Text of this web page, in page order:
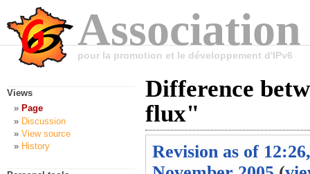
pour la promotion et le développement d'IPv6
Difference
flux"
Revision as of
Views
Page
Discussion
View source
History